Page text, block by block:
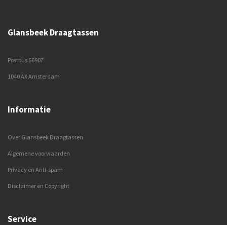
Glansbeek Draagtassen
Postbus 56907
1040 AX Amsterdam
Informatie
Over Glansbeek Draagtassen
Algemene voorwaarden
Privacy en Anti-spam
Disclaimer en Copyright
Service